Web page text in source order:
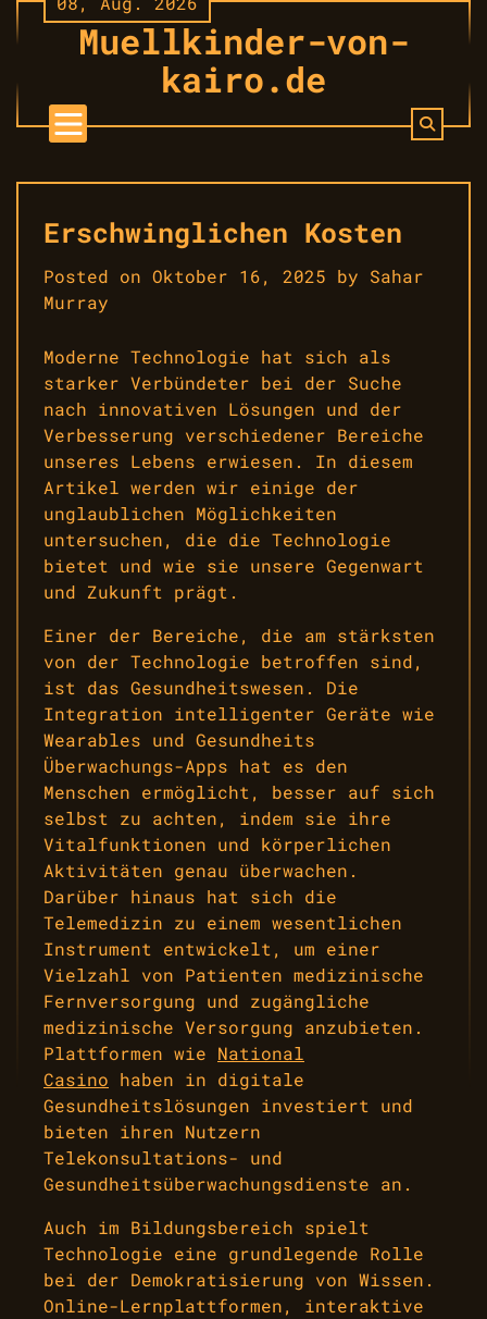
Skip
to
Muellkinder-von-
kairo.de
Erschwinglichen Kosten
Posted on Oktober 16, 2025 by Sahar
Murray
Moderne Technologie hat sich als
starker Verbündeter bei der Suche
nach innovativen Lösungen und der
Verbesserung verschiedener Bereiche
unseres Lebens erwiesen. In diesem
Artikel werden wir einige der
unglaublichen Möglichkeiten
untersuchen, die die Technologie
bietet und wie sie unsere Gegenwart
und Zukunft prägt.
Einer der Bereiche, die am stärksten
von der Technologie betroffen sind,
ist das Gesundheitswesen. Die
Integration intelligenter Geräte wie
Wearables und Gesundheits
Überwachungs-Apps hat es den
Menschen ermöglicht, besser auf sich
selbst zu achten, indem sie ihre
Vitalfunktionen und körperlichen
Aktivitäten genau überwachen.
Darüber hinaus hat sich die
Telemedizin zu einem wesentlichen
Instrument entwickelt, um einer
Vielzahl von Patienten medizinische
Fernversorgung und zugängliche
medizinische Versorgung anzubieten.
Plattformen wie National
Casino haben in digitale
Gesundheitslösungen investiert und
bieten ihren Nutzern
Telekonsultations- und
Gesundheitsüberwachungsdienste an.
Auch im Bildungsbereich spielt
Technologie eine grundlegende Rolle
bei der Demokratisierung von Wissen.
Online-Lernplattformen, interaktive